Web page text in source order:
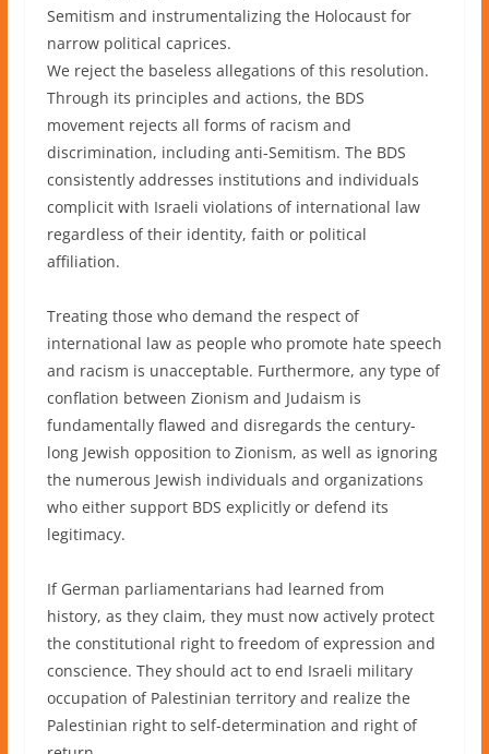
Semitism and instrumentalizing the Holocaust for
narrow political caprices.
We reject the baseless allegations of this resolution.
Through its principles and actions, the BDS
movement rejects all forms of racism and
discrimination, including anti-Semitism. The BDS
consistently addresses institutions and individuals
complicit with Israeli violations of international law
regardless of their identity, faith or political
affiliation.
Treating those who demand the respect of
international law as people who promote hate speech
and racism is unacceptable. Furthermore, any type of
conflation between Zionism and Judaism is
fundamentally flawed and disregards the century-
long Jewish opposition to Zionism, as well as ignoring
the numerous Jewish individuals and organizations
who either support BDS explicitly or defend its
legitimacy.
If German parliamentarians had learned from
history, as they claim, they must now actively protect
the constitutional right to freedom of expression and
conscience. They should act to end Israeli military
occupation of Palestinian territory and realize the
Palestinian right to self-determination and right of